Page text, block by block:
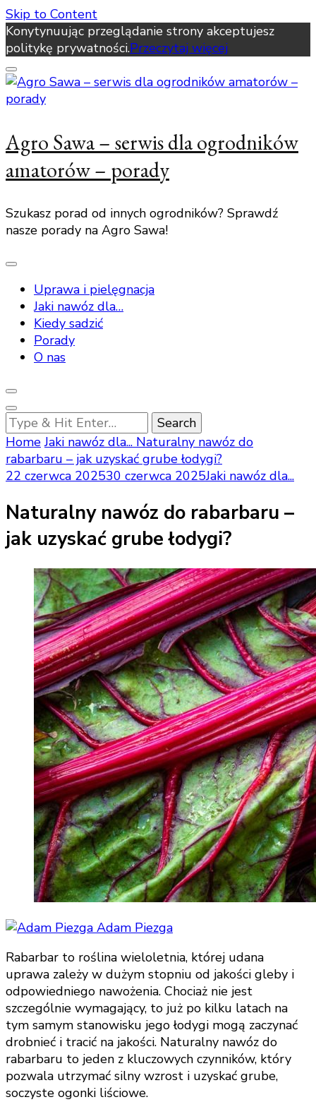
Skip to Content
Konytynuując przeglądanie strony akceptujesz
politykę prywatności.Przeczytaj więcej
Agro Sawa – serwis dla ogrodników
amatorów – porady
Szukasz porad od innych ogrodników? Sprawdź
nasze porady na Agro Sawa!
Uprawa i pielęgnacja
Jaki nawóz dla…
Kiedy sadzić
Porady
O nas
Looking
for
Something?
Home Jaki nawóz dla... Naturalny nawóz do
rabarbaru – jak uzyskać grube łodygi?
22 czerwca 202530 czerwca 2025Jaki nawóz dla...
Naturalny nawóz do rabarbaru –
jak uzyskać grube łodygi?
Adam Piezga
Rabarbar to roślina wieloletnia, której udana
uprawa zależy w dużym stopniu od jakości gleby i
odpowiedniego nawożenia. Chociaż nie jest
szczególnie wymagający, to już po kilku latach na
tym samym stanowisku jego łodygi mogą zaczynać
drobnieć i tracić na jakości. Naturalny nawóz do
rabarbaru to jeden z kluczowych czynników, który
pozwala utrzymać silny wzrost i uzyskać grube,
soczyste ogonki liściowe.